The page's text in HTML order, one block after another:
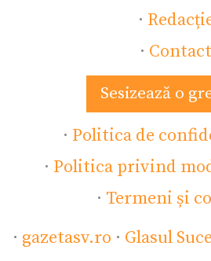
·
· Contact
Sesizează o
· Politica de
· Politica privind
· Termeni și
· gazetasv.ro · Glasul